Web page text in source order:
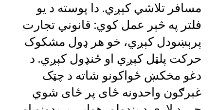
مسافر تلاشي کېږي. دا پوسته د یو
فلتر په څېر عمل کوي: قانوني تجارت
پرېښودل کېږي، خو هر ډول مشکوک
حرکت پلټل کېږي او ځنډول کېږي. د
دغو مخکښ ځواکونو شاته د چټک
غبرګون واحدونه ځای پر ځای شوي